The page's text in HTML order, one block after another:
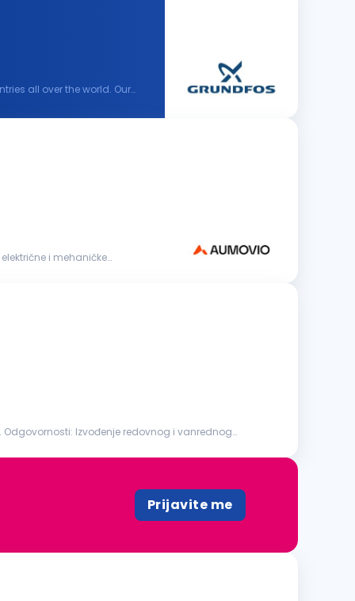
all over the world. Our
redovnog i vanrednog
Prijavite me